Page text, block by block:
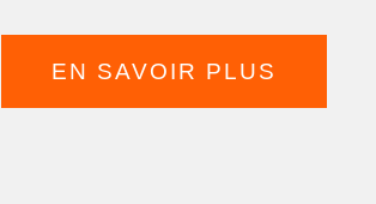
EN SAVOIR PLUS